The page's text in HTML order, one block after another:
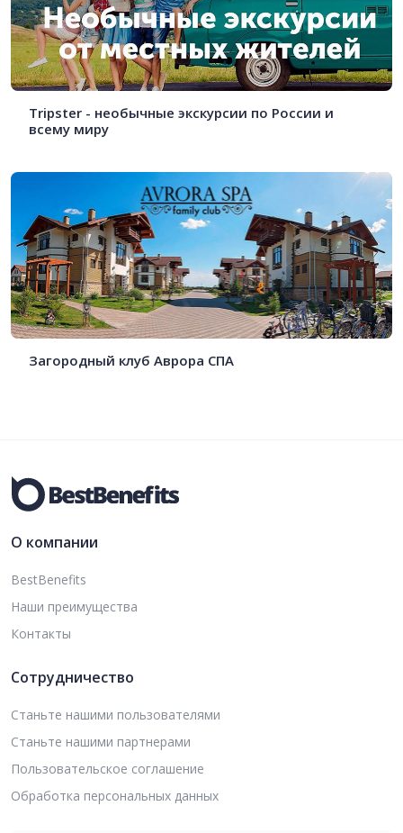
Tripster - необычные экскурсии по России и
всему миру
Загородный клуб Аврора СПА
О компании
BestBenefits
Наши преимущества
Контакты
Сотрудничество
Станьте нашими пользователями
Станьте нашими партнерами
Пользовательское соглашение
Обработка персональных данных